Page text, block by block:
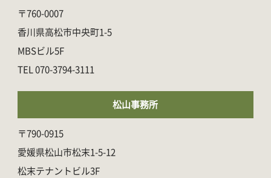
〒760-0007
香川県高松市中央町1-5
MBSビル5F
070-3794-3111
松山事務所
〒790-0915
愛媛県松山市松末1-5-12
松末テナントビル3F